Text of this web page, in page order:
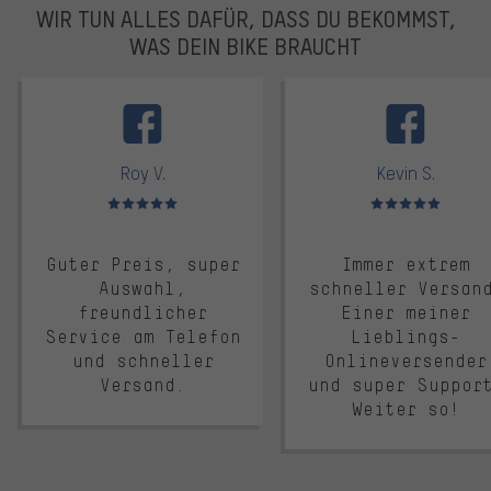
WIR TUN ALLES DAFÜR, DASS DU BEKOMMST,
WAS DEIN BIKE BRAUCHT
Roy V.
Bewertungen: 5 von 5
Guter Preis, super
Auswahl,
freundlicher
Service am Telefon
und schneller
Versand.
Kevin S.
Bewertungen: 5 von 5
Immer extrem
schneller
Einer meiner
Lieblings-
Onlineversender
und super
Weiter so!